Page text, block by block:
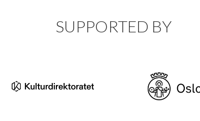
SUPPORTED BY